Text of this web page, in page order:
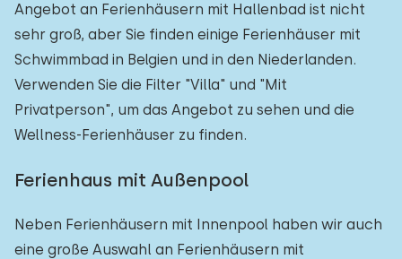
Angebot an Ferienhäusern mit Hallenbad ist nicht
sehr groß, aber Sie finden einige Ferienhäuser mit
Schwimmbad in Belgien und in den Niederlanden.
Verwenden Sie die Filter "Villa" und "Mit
Privatperson", um das Angebot zu sehen und die
Wellness-Ferienhäuser zu finden.
Ferienhaus mit Außenpool
Neben Ferienhäusern mit Innenpool haben wir auch
eine große Auswahl an Ferienhäusern mit